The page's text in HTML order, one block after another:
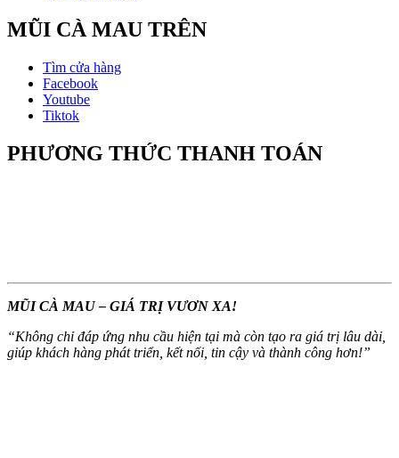
MŨI CÀ MAU TRÊN
Tìm cửa hàng
Facebook
Youtube
Tiktok
PHƯƠNG THỨC THANH TOÁN
MŨI CÀ MAU – GIÁ TRỊ VƯƠN XA!
“Không chỉ đáp ứng nhu cầu hiện tại mà còn tạo ra giá trị lâu dài,
giúp khách hàng phát triển, kết nối, tin cậy và thành công hơn!”